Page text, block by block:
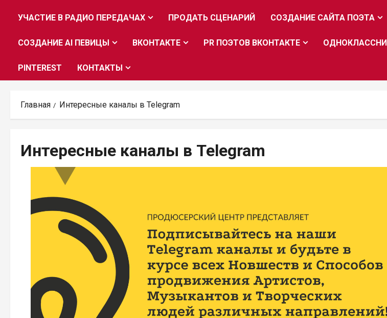
УЧАСТИЕ В РАДИО ПЕРЕДАЧАХ ПРОДАТЬ СЦЕНАРИЙ СОЗДАНИЕ САЙТА ПОЭТА
СОЗДАНИЕ AI ПЕВИЦЫ ВКОНТАКТЕ PR ПОЭТОВ ВКОНТАКТЕ
PINTEREST КОНТАКТЫ
Главная Интересные каналы в Telegram
Интересные каналы в Telegram